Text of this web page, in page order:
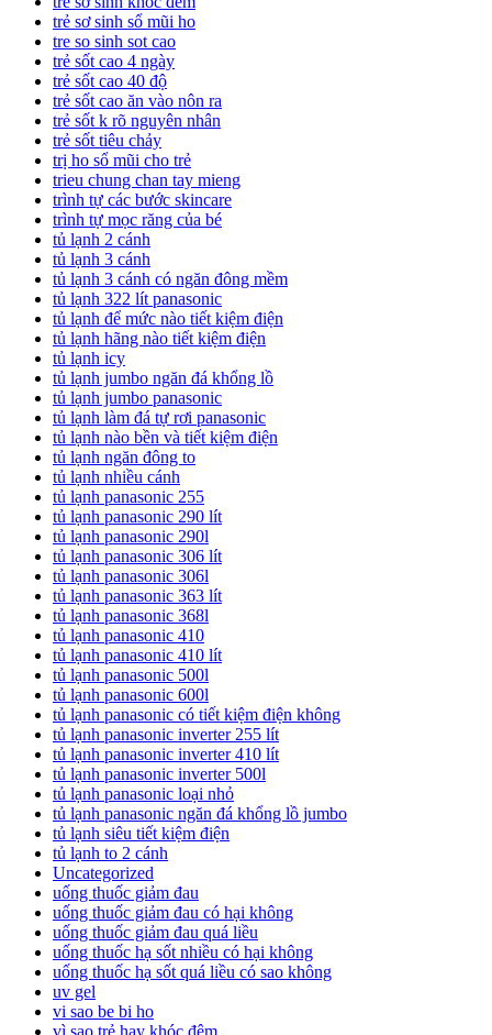
trẻ sơ sinh sổ mũi ho
tre so sinh sot cao
trẻ sốt cao 4 ngày
trẻ sốt cao 40 độ
trẻ sốt cao ăn vào nôn ra
trẻ sốt k rõ nguyên nhân
trẻ sốt tiêu chảy
trị ho sổ mũi cho trẻ
trieu chung chan tay mieng
trình tự các bước skincare
trình tự mọc răng của bé
tủ lạnh 2 cánh
tủ lạnh 3 cánh
tủ lạnh 3 cánh có ngăn đông mềm
tủ lạnh 322 lít panasonic
tủ lạnh để mức nào tiết kiệm điện
tủ lạnh hãng nào tiết kiệm điện
tủ lạnh icy
tủ lạnh jumbo ngăn đá khổng lồ
tủ lạnh jumbo panasonic
tủ lạnh làm đá tự rơi panasonic
tủ lạnh nào bền và tiết kiệm điện
tủ lạnh ngăn đông to
tủ lạnh nhiều cánh
tủ lạnh panasonic 255
tủ lạnh panasonic 290 lít
tủ lạnh panasonic 290l
tủ lạnh panasonic 306 lít
tủ lạnh panasonic 306l
tủ lạnh panasonic 363 lít
tủ lạnh panasonic 368l
tủ lạnh panasonic 410
tủ lạnh panasonic 410 lít
tủ lạnh panasonic 500l
tủ lạnh panasonic 600l
tủ lạnh panasonic có tiết kiệm điện không
tủ lạnh panasonic inverter 255 lít
tủ lạnh panasonic inverter 410 lít
tủ lạnh panasonic inverter 500l
tủ lạnh panasonic loại nhỏ
tủ lạnh panasonic ngăn đá khổng lồ jumbo
tủ lạnh siêu tiết kiệm điện
tủ lạnh to 2 cánh
Uncategorized
uống thuốc giảm đau
uống thuốc giảm đau có hại không
uống thuốc giảm đau quá liều
uống thuốc hạ sốt nhiều có hại không
uống thuốc hạ sốt quá liều có sao không
uv gel
vi sao be bi ho